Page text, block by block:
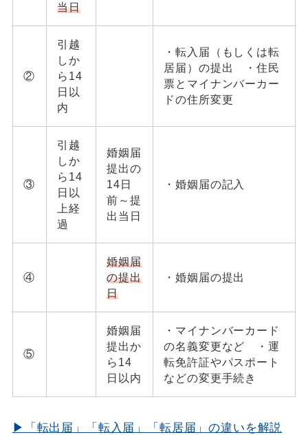
当日
②
引越
しか
ら14
日以
内
・転入届（もしくは転
居届）の提出 ・住民
票とマイナンバーカー
ドの住所変更
③
引越
しか
ら14
日以
上経
過
婚姻届
提出の
14日
前～提
出当日
・婚姻届の記入
④
婚姻届
の提出
日
・婚姻届の提出
⑤
婚姻届
提出か
ら14
日以内
・マイナンバーカード
の名義変更など ・運
転免許証やパスポート
などの変更手続き
▶「転出届」「転入届」「転居届」の違いを解説